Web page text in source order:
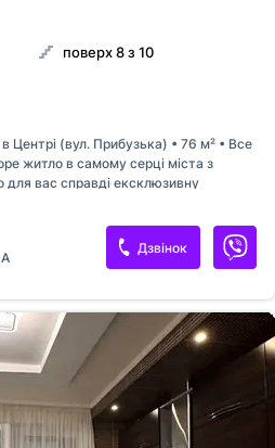
поверх 8 з 10
Центрі (вул. Прибузька) • 76 м² • Все
житло в самому серці міста з
вас справді ексклюзивну
Головна фішка квартири:
через балкон вітальні. Вона
до опалення і може стати ідеальним
гардеробною або
будинок: Світла та тепла
Комфортний 8-й поверх з 10. Площа:
для великої родини. Стан:
Дзвінок